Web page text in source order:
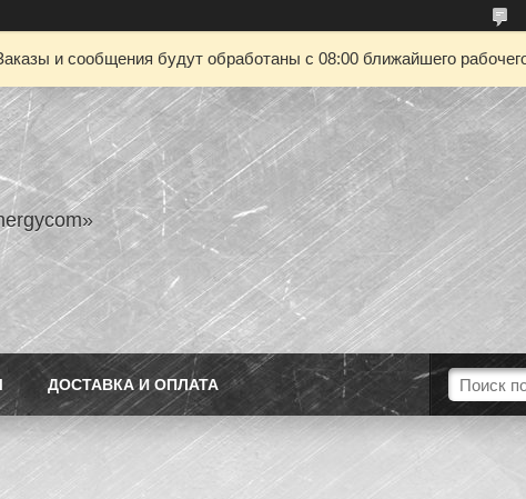
и сообщения будут обработаны с 08:00 ближайшего
ДОСТАВКА И ОПЛАТА